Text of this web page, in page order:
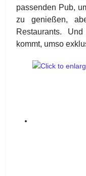
passenden Pub,
zu genießen,
Restaurants.
kommt, umso